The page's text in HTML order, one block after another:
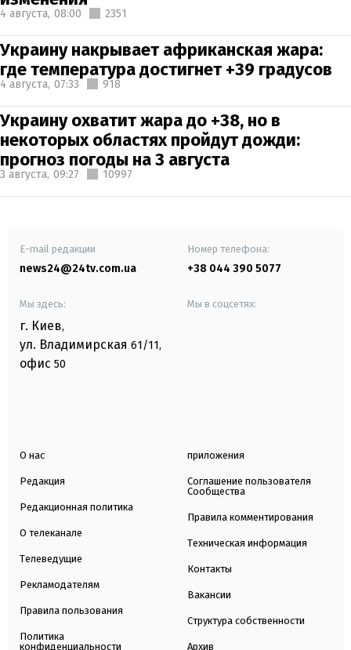
4 августа, 08:00 2351
Украину накрывает африканская жара:
где температура достигнет +39 градусов
4 августа, 07:33 918
Украину охватит жара до +38, но в
некоторых областях пройдут дожди:
прогноз погоды на 3 августа
3 августа, 09:27 10997
E-mail редакции
news24@24tv.com.ua
Номер телефона:
+38 044 390 5077
Мы здесь:
г. Киев,
ул. Владимирская 61/11,
офис 50
Мы в соцсетях:
О нас
Редакция
Редакционная политика
О телеканале
Телеведущие
Рекламодателям
Правила пользования
Политика
конфиденциальности
приложения
Соглашение пользователя
Сообщества
Правила комментирования
Техническая информация
Контакты
Вакансии
Структура собственности
Архив